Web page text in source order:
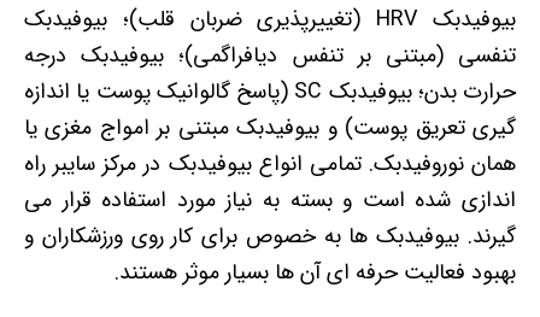
بیوفیدبک HRV (تغییرپذیری ضربان قلب)؛ بیوفیدبک
تنفسی (مبتنی بر تنفس دیافراگمی)؛ بیوفیدبک درجه
حرارت بدن؛ بیوفیدبک SC (پاسخ گالوانیک پوست یا اندازه
گیری تعریق پوست) و بیوفیدبک مبتنی بر امواج مغزی یا
همان نوروفیدبک. تمامی انواع بیوفیدبک در مرکز سایبر راه
اندازی شده است و بسته به نیاز مورد استفاده قرار می
گیرند. بیوفیدبک ها به خصوص برای کار روی ورزشکاران و
بهبود فعالیت حرفه ای آن ها بسیار موثر هستند.